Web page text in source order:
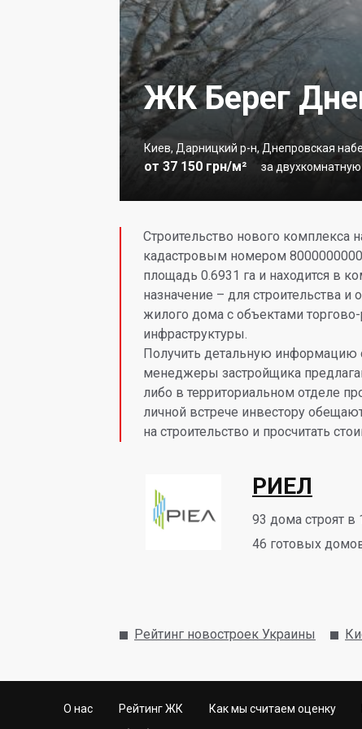
ЖК Берег
Киев, Дарницкий р-н, Днепровская
за двухкомнатную
от 37 150 грн/м²
Строительство нового комплекса
кадастровым номером
площадь 0.6931 га и находится в
назначение – для строительства
жилого дома с объектами
инфраструктуры.
Получить детальную
менеджеры застройщика
либо в территориальном отделе
личной встрече инвестору
на строительство и просчитать
РИЕЛ
93 дома строят
46 готовых
Рейтинг новостроек Украины
О нас Рейтинг ЖК Как мы считаем оценку